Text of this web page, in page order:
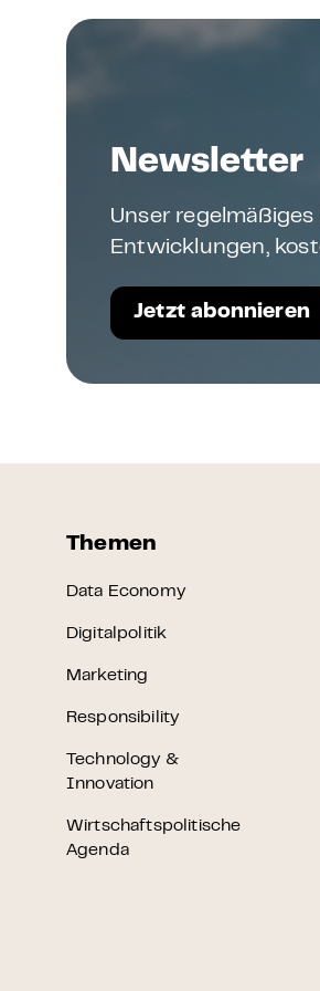
Newsletter
Unser
Entwicklungen,
Jetzt abonnieren
Themen
Data Economy
Digitalpolitik
Marketing
Responsibility
Technology &
Innovation
Wirtschaftspolitische
Agenda